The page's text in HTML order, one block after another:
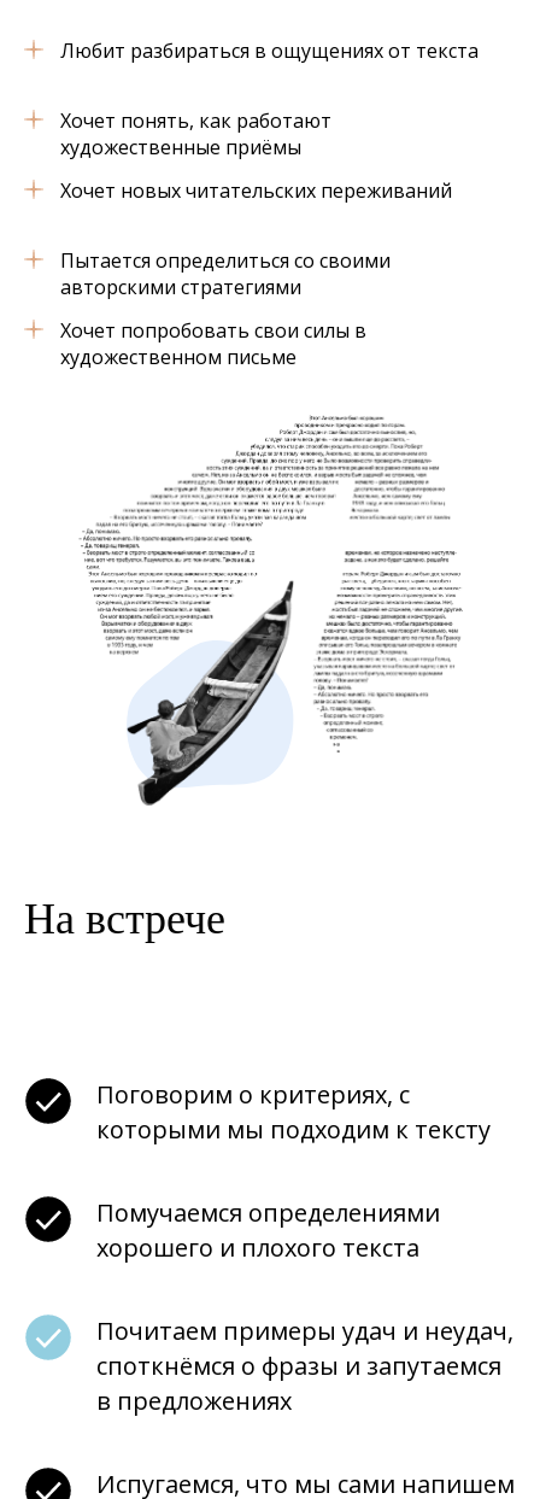
Любит разбираться в ощущениях от текста
Хочет понять, как работают
художественные приёмы
Хочет новых читательских переживаний
Пытается определиться со своими
авторскими стратегиями
Хочет попробовать свои силы в
художественном письме
На встрече
Поговорим о критериях, с
которыми мы подходим к тексту
Помучаемся определениями
хорошего и плохого текста
Почитаем примеры удач и неудач,
споткнёмся о фразы и запутаемся
в предложениях
Испугаемся, что мы сами напишем